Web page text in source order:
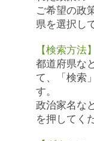
ご希望の政
県を選択し
【検索方法】
都道府県な
て、「検索
す。
政治家名な
を押してく